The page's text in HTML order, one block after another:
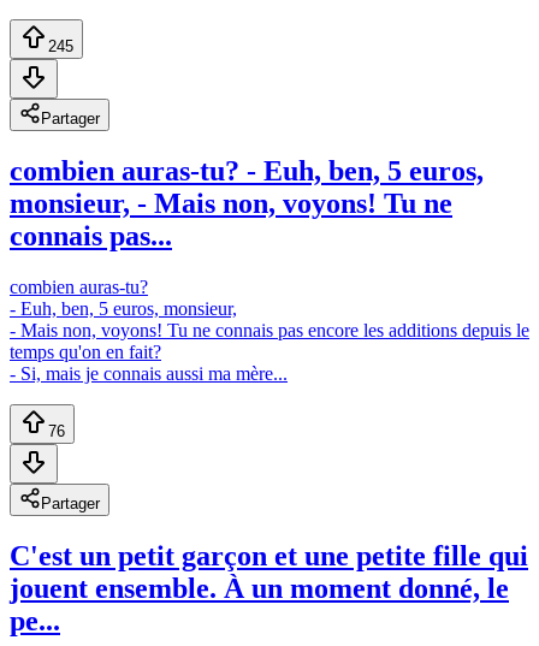
245
Partager
combien auras-tu? - Euh, ben, 5 euros,
monsieur, - Mais non, voyons! Tu ne
connais pas...
combien auras-tu?
- Euh, ben, 5 euros, monsieur,
- Mais non, voyons! Tu ne connais pas encore les additions depuis le
temps qu'on en fait?
- Si, mais je connais aussi ma mère...
76
Partager
C'est un petit garçon et une petite fille qui
jouent ensemble. À un moment donné, le
pe...